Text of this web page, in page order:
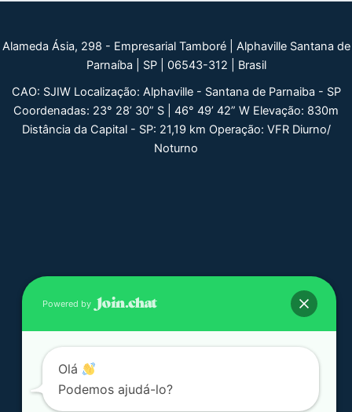
Alameda Ásia, 298 - Empresarial Tamboré | Alphaville Santana de
Parnaíba | SP | 06543-312 | Brasil
CAO: SJIW Localização: Alphaville - Santana de Parnaiba - SP
Coordenadas: 23° 28’ 30” S | 46° 49’ 42” W Elevação: 830m
Distância da Capital - SP: 21,19 km Operação: VFR Diurno/
Noturno
Powered by
Olá
Podemos ajudá-lo?